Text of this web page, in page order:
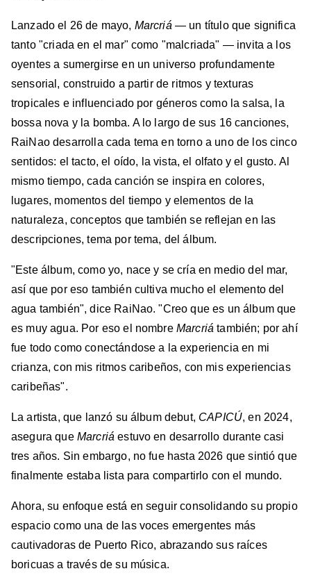
Lanzado el 26 de mayo, Marcriá — un título que significa
tanto "criada en el mar" como "malcriada" — invita a los
oyentes a sumergirse en un universo profundamente
sensorial, construido a partir de ritmos y texturas
tropicales e influenciado por géneros como la salsa, la
bossa nova y la bomba. A lo largo de sus 16 canciones,
RaiNao desarrolla cada tema en torno a uno de los cinco
sentidos: el tacto, el oído, la vista, el olfato y el gusto. Al
mismo tiempo, cada canción se inspira en colores,
lugares, momentos del tiempo y elementos de la
naturaleza, conceptos que también se reflejan en las
descripciones, tema por tema, del álbum.
"Este álbum, como yo, nace y se cría en medio del mar,
así que por eso también cultiva mucho el elemento del
agua también", dice RaiNao. "Creo que es un álbum que
es muy agua. Por eso el nombre Marcriá también; por ahí
fue todo como conectándose a la experiencia en mi
crianza, con mis ritmos caribeños, con mis experiencias
caribeñas".
La artista, que lanzó su álbum debut, CAPICÚ, en 2024,
asegura que Marcriá estuvo en desarrollo durante casi
tres años. Sin embargo, no fue hasta 2026 que sintió que
finalmente estaba lista para compartirlo con el mundo.
Ahora, su enfoque está en seguir consolidando su propio
espacio como una de las voces emergentes más
cautivadoras de Puerto Rico, abrazando sus raíces
boricuas a través de su música.